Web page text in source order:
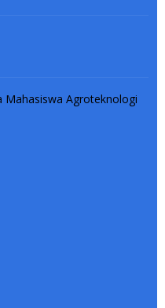
Mahasiswa Agroteknologi